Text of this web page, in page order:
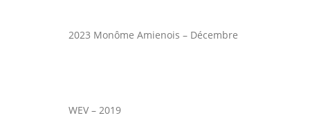
2023 Monôme Amienois – Décembre
WEV – 2019